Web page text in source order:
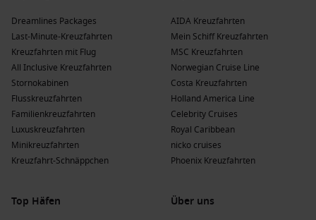
Dreamlines Packages
Last-Minute-Kreuzfahrten
Kreuzfahrten mit Flug
All Inclusive Kreuzfahrten
Stornokabinen
Flusskreuzfahrten
Familienkreuzfahrten
Luxuskreuzfahrten
Minikreuzfahrten
Kreuzfahrt-Schnäppchen
AIDA Kreuzfahrten
Mein Schiff Kreuzfahrten
MSC Kreuzfahrten
Norwegian Cruise Line
Costa Kreuzfahrten
Holland America Line
Celebrity Cruises
Royal Caribbean
nicko cruises
Phoenix Kreuzfahrten
Top Häfen
Über uns